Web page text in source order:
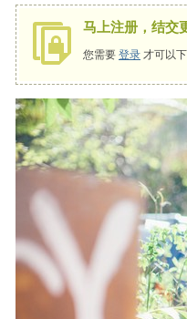
马上注册，结交
您需要 登录 才可以